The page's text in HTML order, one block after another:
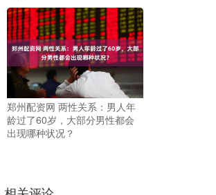
郑州配资网 两性关系：男人年
龄过了60岁，大部分男性都会
出现哪种状况？